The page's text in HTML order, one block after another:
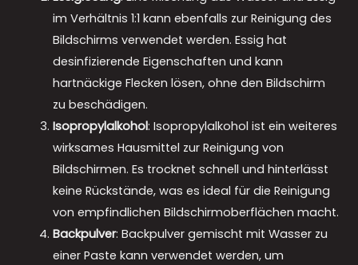
im Verhältnis 1:1 kann ebenfalls zur Reinigung des
Bildschirms verwendet werden. Essig hat
desinfizierende Eigenschaften und kann
hartnäckige Flecken lösen, ohne den Bildschirm
zu beschädigen.
Isopropylalkohol: Isopropylalkohol ist ein weiteres
wirksames Hausmittel zur Reinigung von
Bildschirmen. Es trocknet schnell und hinterlässt
keine Rückstände, was es ideal für die Reinigung
von empfindlichen Bildschirmoberflächen macht.
Backpulver: Backpulver gemischt mit Wasser zu
einer Paste kann verwendet werden, um